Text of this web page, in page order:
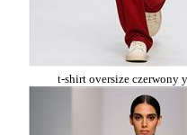
t-shirt oversize czerwony